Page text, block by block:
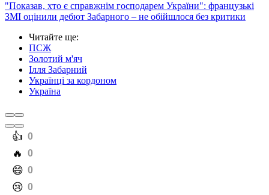
"Показав, хто є справжнім господарем України": французькі
ЗМІ оцінили дебют Забарного – не обійшлося без критики
Читайте ще:
ПСЖ
Золотий м'яч
Ілля Забарний
Українці за кордоном
Україна
️👍 0
️🔥 0
️😄 0
️😢 0